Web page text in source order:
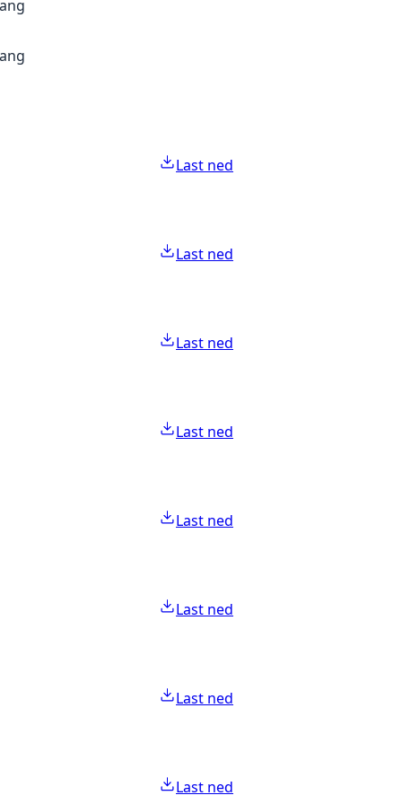
Last ned
Last ned
Last ned
Last ned
Last ned
Last ned
Last ned
Last ned